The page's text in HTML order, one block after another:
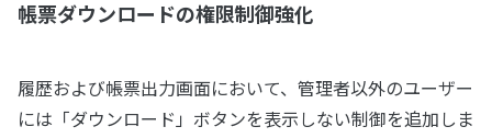
帳票ダウンロードの権限制御強化
履歴および帳票出力画面において、管理者以外のユーザー
には「ダウンロード」ボタンを表示しない制御を追加しま